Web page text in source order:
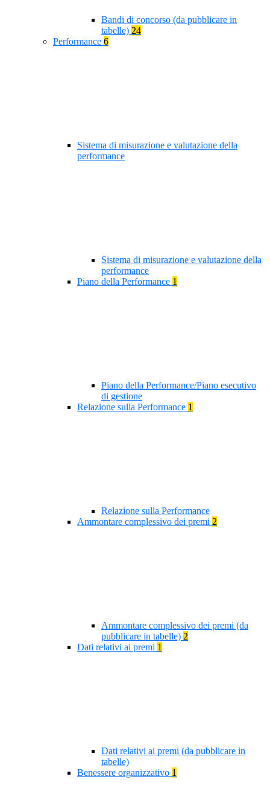
Bandi di concorso (da pubblicare in
tabelle) 24
Performance 6
Sistema di misurazione e valutazione della
performance
Sistema di misurazione e valutazione della
performance
Piano della Performance 1
Piano della Performance/Piano esecutivo
di gestione
Relazione sulla Performance 1
Relazione sulla Performance
Ammontare complessivo dei premi 2
Ammontare complessivo dei premi (da
pubblicare in tabelle) 2
Dati relativi ai premi 1
Dati relativi ai premi (da pubblicare in
tabelle)
Benessere organizzativo 1